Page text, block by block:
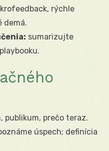
rýchle
demá.
sumarizujte
publikum, prečo teraz.
úspech; definícia